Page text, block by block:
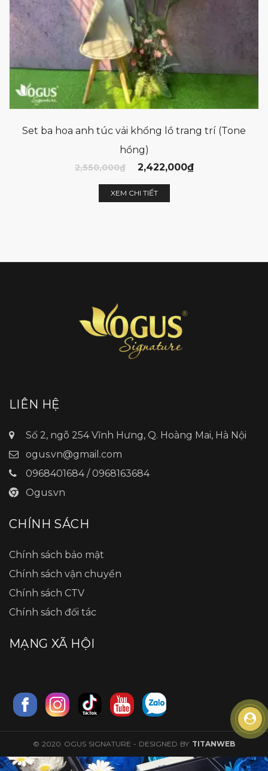
Set ba hoa anh túc vải khổng lồ trang trí (Tone
hồng)
2,550,000₫ 2,422,000₫
XEM CHI TIẾT
LIÊN HỆ
Số 2, ngõ 254 Vĩnh Hưng, Q. Hoàng Mai, Hà Nội
ogus.vn@gmail.com
0968401684 / 0968163684
Ogus.vn
CHÍNH SÁCH
Chính sách bảo mật
Chính sách vận chuyển
Chính sách CTV
Chính sách đối tác
MẠNG XÃ HỘI
© 2020 OGUS SIGNATURE - DESIGNED BY TITANWEB